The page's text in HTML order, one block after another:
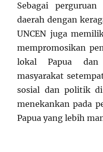
Sebagai
daerah dengan
UNCEN juga
mempromosikan
lokal Papua dan
masyarakat
sosial dan politik di
menekankan pada
Papua yang lebih